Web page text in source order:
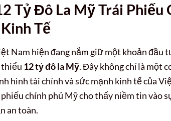
Tỷ Đô La Mỹ Trái Phiếu
Tế
Nam hiện đang nắm giữ một khoản đầu
thiểu 12 tỷ đô la Mỹ. Đây không chỉ là một
hình tài chính và sức mạnh kinh tế của
chính phủ Mỹ cho thấy niềm tin vào
an toàn.